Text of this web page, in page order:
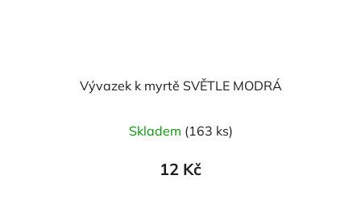
Vývazek k myrtě SVĚTLE MODRÁ
Skladem (163 ks)
12 Kč